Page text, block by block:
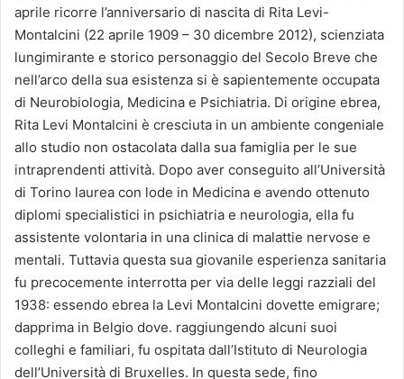
aprile ricorre l’anniversario di nascita di Rita Levi-
Montalcini (22 aprile 1909 – 30 dicembre 2012), scienziata
lungimirante e storico personaggio del Secolo Breve che
nell’arco della sua esistenza si è sapientemente occupata
di Neurobiologia, Medicina e Psichiatria. Di origine ebrea,
Rita Levi Montalcini è cresciuta in un ambiente congeniale
allo studio non ostacolata dalla sua famiglia per le sue
intraprendenti attività. Dopo aver conseguito all’Università
di Torino laurea con lode in Medicina e avendo ottenuto
diplomi specialistici in psichiatria e neurologia, ella fu
assistente volontaria in una clinica di malattie nervose e
mentali. Tuttavia questa sua giovanile esperienza sanitaria
fu precocemente interrotta per via delle leggi razziali del
1938: essendo ebrea la Levi Montalcini dovette emigrare;
dapprima in Belgio dove. raggiungendo alcuni suoi
colleghi e familiari, fu ospitata dall’Istituto di Neurologia
dell’Università di Bruxelles. In questa sede, fino